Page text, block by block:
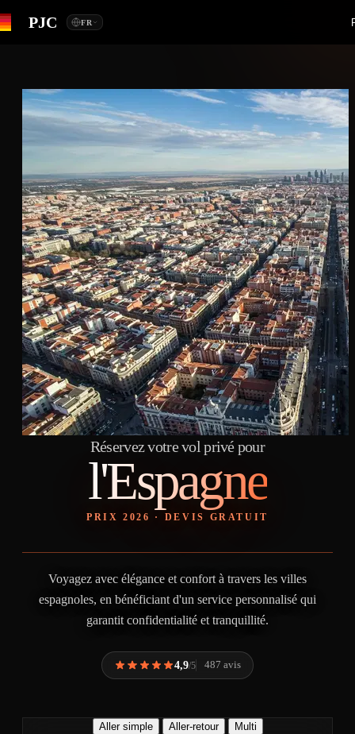
PJC FR
Réservez votre vol privé pour
l'Espagne
PRIX 2026 · DEVIS GRATUIT
Voyagez avec élégance et confort à travers les villes
espagnoles, en bénéficiant d'un service personnalisé qui
garantit confidentialité et tranquillité.
4,9/5 487 avis
Aller simple Aller-retour Multi